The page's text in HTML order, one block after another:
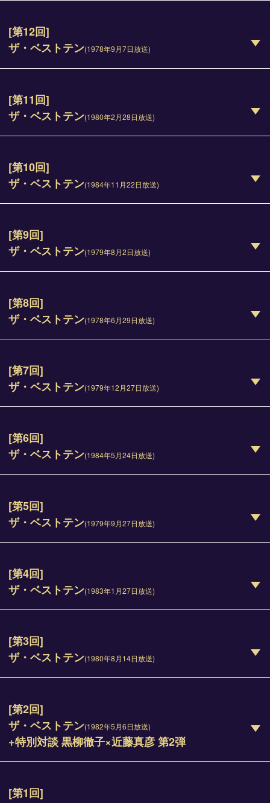
[第12回]
ザ・ベストテン(1978年9月7日放送)
[第11回]
ザ・ベストテン(1980年2月28日放送)
[第10回]
ザ・ベストテン(1984年11月22日放送)
[第9回]
ザ・ベストテン(1979年8月2日放送)
[第8回]
ザ・ベストテン(1978年6月29日放送)
[第7回]
ザ・ベストテン(1979年12月27日放送)
[第6回]
ザ・ベストテン(1984年5月24日放送)
[第5回]
ザ・ベストテン(1979年9月27日放送)
[第4回]
ザ・ベストテン(1983年1月27日放送)
[第3回]
ザ・ベストテン(1980年8月14日放送)
[第2回]
ザ・ベストテン(1982年5月6日放送)
+特別対談 黒柳徹子×近藤真彦 第2弾
[第1回]